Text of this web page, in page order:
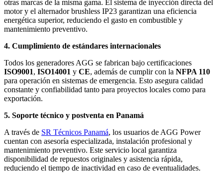
otras marcas de la misma gama. El sistema de inyección directa del
motor y el alternador brushless IP23 garantizan una eficiencia
energética superior, reduciendo el gasto en combustible y
mantenimiento preventivo.
4. Cumplimiento de estándares internacionales
Todos los generadores AGG se fabrican bajo certificaciones
ISO9001, ISO14001 y CE, además de cumplir con la NFPA 110
para operación en sistemas de emergencia. Esto asegura calidad
constante y confiabilidad tanto para proyectos locales como para
exportación.
5. Soporte técnico y postventa en Panamá
A través de SR Técnicos Panamá, los usuarios de AGG Power
cuentan con asesoría especializada, instalación profesional y
mantenimiento preventivo. Este servicio local garantiza
disponibilidad de repuestos originales y asistencia rápida,
reduciendo el tiempo de inactividad en caso de eventualidades.